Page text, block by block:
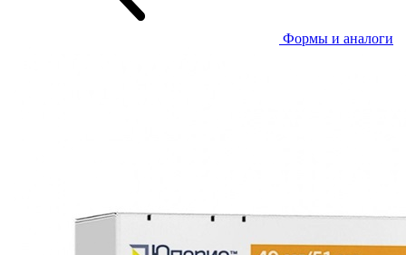
Формы и аналоги